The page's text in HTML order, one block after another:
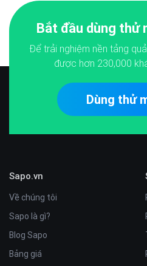
Bắt đầu dùng thử
Để trải nghiệm nền tảng
được hơn 230,000
Dùng thử
Sapo.vn
Về chúng tôi
Sapo là gì?
Blog Sapo
Bảng giá